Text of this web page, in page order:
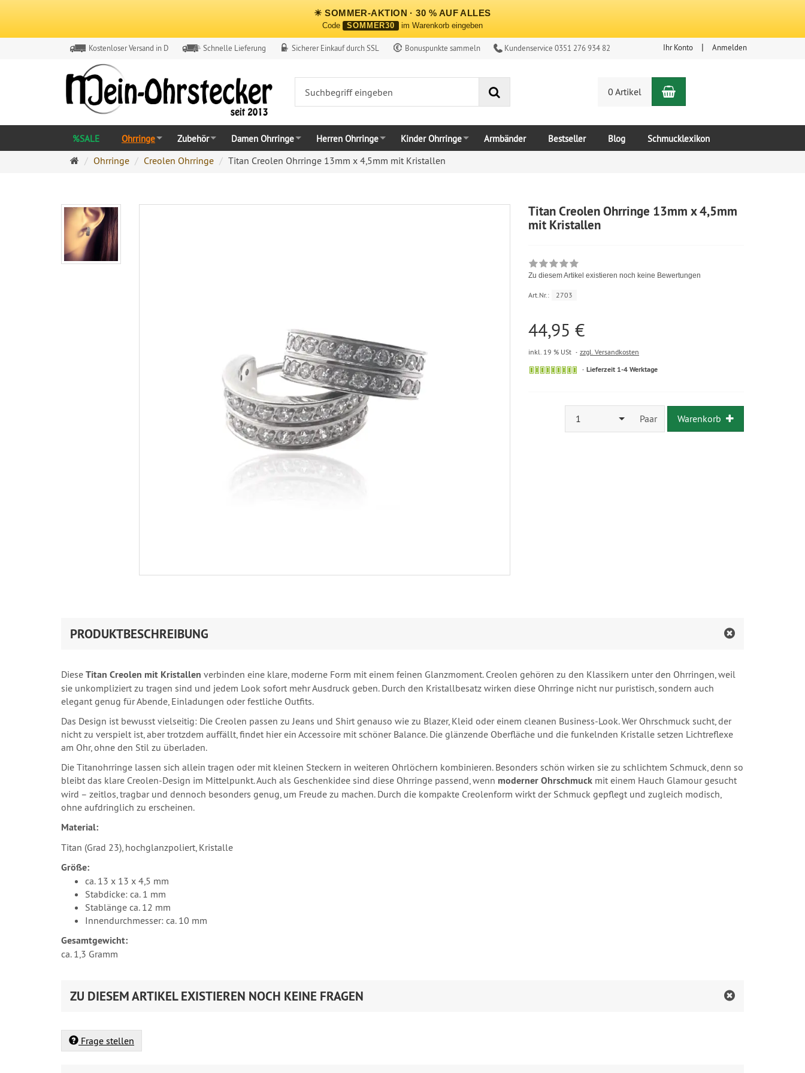
☀ SOMMER-AKTION · 30 % AUF ALLES
Code SOMMER30 im Warenkorb eingeben
Kostenloser Versand in D Schnelle Lieferung Sicherer Einkauf durch SSL Bonuspunkte sammeln Kundenservice 0351 276 934 82 Ihr Konto Anmelden
0 Artikel Warenkorb
%SALE Ohrringe Zubehör Damen Ohrringe Herren Ohrringe Kinder Ohrringe Armbänder Bestseller Blog Schmucklexikon
Ohrringe
Ohrringe Creolen Ohrringe Titan Creolen Ohrringe 13mm x 4,5mm mit Kristallen
Titan Creolen Ohrringe 13mm x 4,5mm
mit Kristallen
Zu diesem Artikel existieren noch keine Bewertungen
Art.Nr.: 2703
44,95 €
inkl. 19 % USt zzgl. Versandkosten
Lieferzeit 1-4 Werktage
1 Paar Warenkorb
PRODUKTBESCHREIBUNG
Diese Titan Creolen mit Kristallen verbinden eine klare, moderne Form mit einem feinen Glanzmoment. Creolen gehören zu den Klassikern unter den Ohrringen, weil
sie unkompliziert zu tragen sind und jedem Look sofort mehr Ausdruck geben. Durch den Kristallbesatz wirken diese Ohrringe nicht nur puristisch, sondern auch
elegant genug für Abende, Einladungen oder festliche Outfits.
Das Design ist bewusst vielseitig: Die Creolen passen zu Jeans und Shirt genauso wie zu Blazer, Kleid oder einem cleanen Business-Look. Wer Ohrschmuck sucht, der
nicht zu verspielt ist, aber trotzdem auffällt, findet hier ein Accessoire mit schöner Balance. Die glänzende Oberfläche und die funkelnden Kristalle setzen Lichtreflexe
am Ohr, ohne den Stil zu überladen.
Die Titanohrringe lassen sich allein tragen oder mit kleinen Steckern in weiteren Ohrlöchern kombinieren. Besonders schön wirken sie zu schlichtem Schmuck, denn so
bleibt das klare Creolen-Design im Mittelpunkt. Auch als Geschenkidee sind diese Ohrringe passend, wenn moderner Ohrschmuck mit einem Hauch Glamour gesucht
wird – zeitlos, tragbar und dennoch besonders genug, um Freude zu machen. Durch die kompakte Creolenform wirkt der Schmuck gepflegt und zugleich modisch,
ohne aufdringlich zu erscheinen.
Material:
Titan (Grad 23), hochglanzpoliert, Kristalle
Größe:
ca. 13 x 13 x 4,5 mm
Stabdicke: ca. 1 mm
Stablänge ca. 12 mm
Innendurchmesser: ca. 10 mm
Gesamtgewicht:
ca. 1,3 Gramm
ZU DIESEM ARTIKEL EXISTIEREN NOCH KEINE FRAGEN
Frage stellen